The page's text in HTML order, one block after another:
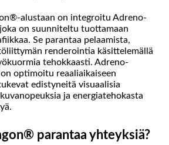
alustaan on integroitu Adreno-
on suunniteltu tuottamaan
Se parantaa pelaamista,
renderointia käsittelemällä
tehokkaasti. Adreno-
optimoitu reaaliaikaiseen
edistyneitä visuaalisia
ja energiatehokasta
parantaa yhteyksiä?